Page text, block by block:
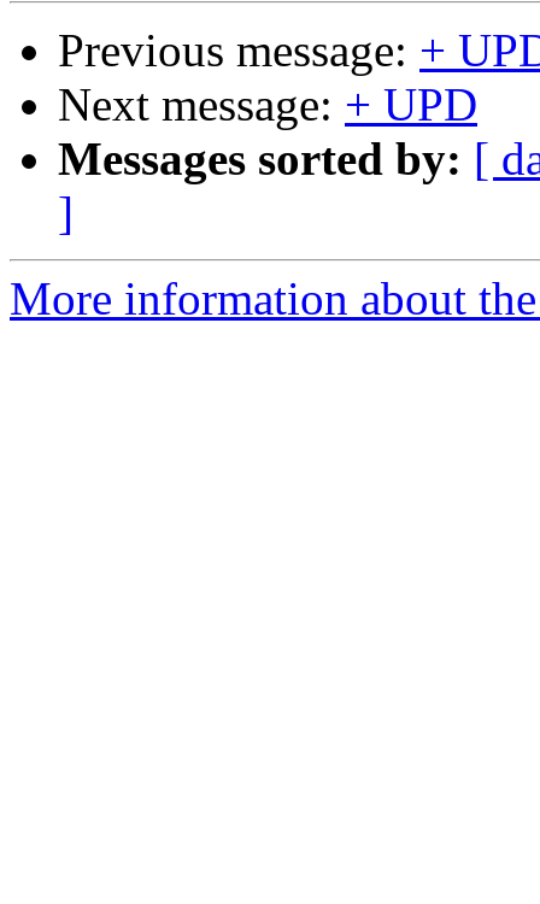
Previous message: +
Next message: + UPD
Messages sorted by: [
]
More information about